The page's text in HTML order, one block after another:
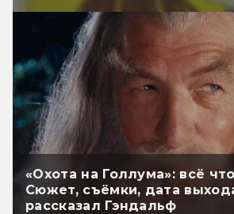
«Охота на Голлума»: всё
Сюжет, съёмки, дата
рассказал Гэндальф